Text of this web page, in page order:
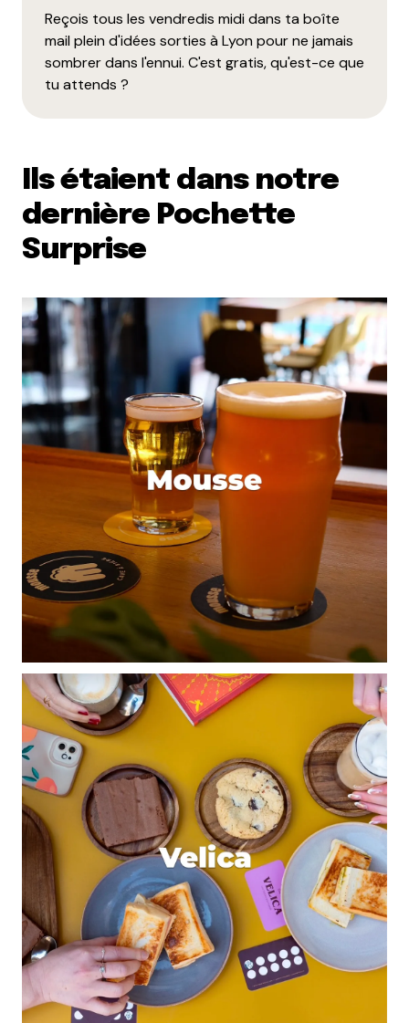
Reçois tous les vendredis midi dans ta boîte
mail plein d'idées sorties à Lyon pour ne jamais
sombrer dans l'ennui. C'est gratis, qu'est-ce que
tu attends ?
Ils étaient dans notre
dernière Pochette
Surprise